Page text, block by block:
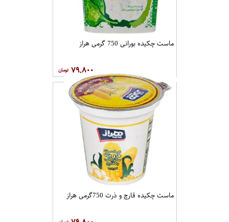
ماست چکیده بورانی 750 گرمی هراز
۷۹,۸۰۰
ماست چکیده قارچ و ذرت 750گرمی هراز